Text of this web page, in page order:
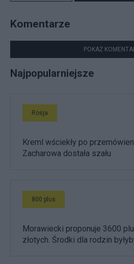
Komentarze
POKAŻ
Najpopularniejsze
Rosja
Kreml wściekły po
Zacharowa dostała szału
800 plus
Morawiecki proponuje 3600
złotych. Środki dla rodzin